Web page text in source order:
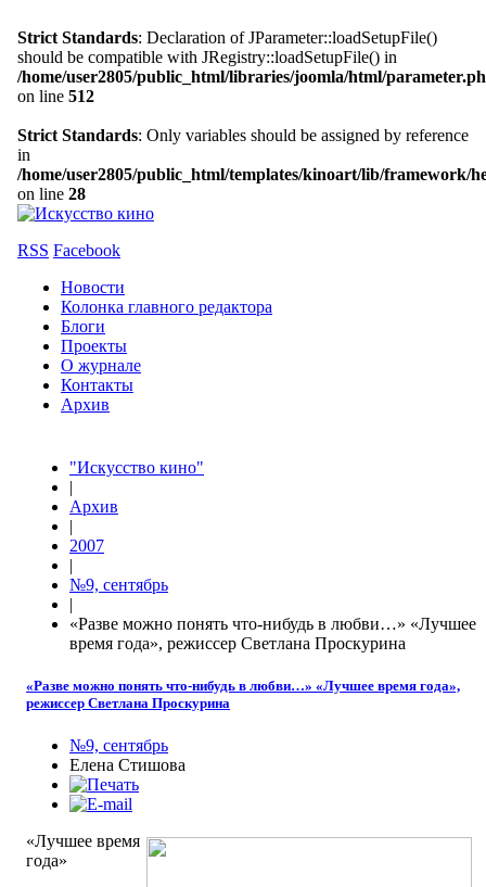
Strict Standards: Declaration of JParameter::loadSetupFile()
should be compatible with JRegistry::loadSetupFile() in
/home/user2805/public_html/libraries/joomla/html/
on line 512
Strict Standards: Only variables should be assigned by reference
in
/home/user2805/public_html/templates/kinoart/lib/framework/
on line 28
RSS Facebook
Новости
Колонка главного редактора
Блоги
Проекты
О журнале
Контакты
Архив
"Искусство кино"
|
Архив
|
2007
|
№9, сентябрь
|
«Разве можно понять что-нибудь в любви…» «Лучшее
время года», режиссер Светлана Проскурина
«Разве можно понять что-нибудь в любви…» «Лучшее время года»,
режиссер Светлана Проскурина
№9, сентябрь
Елена Стишова
«Лучшее время
года»